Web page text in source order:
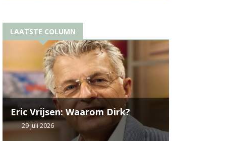
LAATSTE COLUMN
Eric Vrijsen: Waarom Dirk?
29 juli 2026